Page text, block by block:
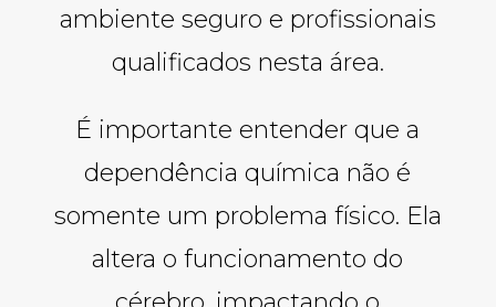
ambiente seguro e profissionais
qualificados nesta área.
É importante entender que a
dependência química não é
somente um problema físico. Ela
altera o funcionamento do